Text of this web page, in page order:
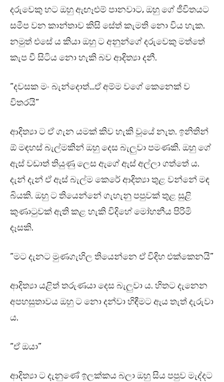
දරුවෙකු හට ඔහු ඇඟෑළුම් පානවාට, ඔහු ගේ ජීවිතයට
සමීප වන කාන්තාව කිසි සේත් කැමති නො විය හැක.
නමුත් එසේ ය කියා ඔහු ට අනුන්ගේ දරුවෙකු මත්තේ
කැප වී සිටිය නො හැකි බව ආදිත්‍යා දනී.
“දවසක මං බැන්දොත්…ඒ අම්ම වගේ කෙනෙක් ව
විතරයි”
ආදිත්‍යා ට ඒ ගැන යමක් කිව හැකි වූයේ නැත. ඉනිතින්
ඕ මඳහස් බැල්මකින් ඔහු දෙස බැලුවා පමණකි. ඔහු ගේ
ඇස් වඩාත් තියුණු ලෙස ඇගේ ඇස් අල්ලා ගත්තේ ය.
දැන් දැන් ඒ ඇස් බැල්ම කෙරේ ආදිත්‍යා තුළ වන්නේ මඳ
බියකි. ඔහු ට තියෙන්නේ ගැහැනු පපුවක් තුළ සුළි
කුණාටුවක් ඇති කළ හැකි විදිහේ මෝහනීය පිරිමි
දෑසකි.
“මට දැනට මුණගැහිල තියෙන්නෙ ඒ විදිහ එක්කෙනයි”
ආදිත්‍යා යළිත් තරුණයා දෙස බැලුවා ය. හිතට දැනෙන
අපහසුතාවය ඔහු ට නො දන්වා හිඳීමට ඇය තැත් දැරුවා
ය.
“ඒ ඔයා”
ආදිත්‍යා ට දැනුණේ ඉලක්කය බලා ඔහු සිය පපුව මැද්දට